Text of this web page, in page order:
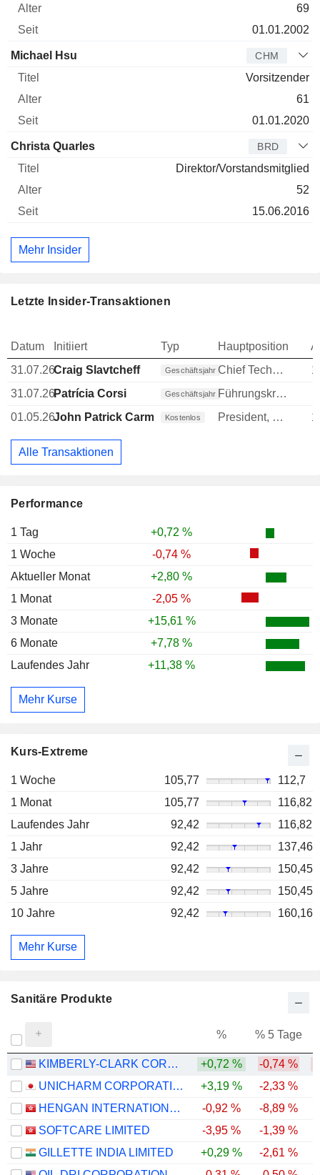
Performance
1 Tag
+0,72 %
1 Woche
-0,74 %
Aktueller Monat
+2,80 %
1 Monat
-2,05 %
3 Monate
+15,61 %
6 Monate
+7,78 %
Laufendes Jahr
+11,38 %
Mehr Kurse
Kurs-Extreme
1 Woche 105,77
112,7
1 Monat
105,77
116,82
Laufendes Jahr
92,42
116,82
1 Jahr
92,42
137,46
3 Jahre
92,42
150,45
5 Jahre
92,42
150,45
10 Jahre
92,42 160,16
Mehr Kurse
69
01.01.2002
Michael Hsu CHM
Vorsitzender
61
01.01.2020
Christa Quarles BRD
Direktor/Vorstandsmitglied
52
15.06.2016
Mehr Insider
Letzte Insider-Transaktionen
Datum Initiiert Typ Hauptposition
31.07.26Craig Slavtcheff Geschäftsjahr Chief Technology Officer (CTO)
31.07.26Patrícia Corsi Geschäftsjahr Führungskraft / leitender Angestellter
01.05.26John Patrick Carmichael
Kostenlos President, North America
Alle Transaktionen
Sanitäre Produkte
% % 5 Tage
KIMBERLY-CLARK CORPORATION +0,72 % -0,74 %
UNICHARM CORPORATION
+3,19 % -2,33 %
HENGAN INTERNATIONAL GROUP COMPANY LIMITED
-0,92 % -8,89 %
SOFTCARE LIMITED
-3,95 %
-1,39 %
GILLETTE INDIA LIMITED
+0,29 % -2,61 %